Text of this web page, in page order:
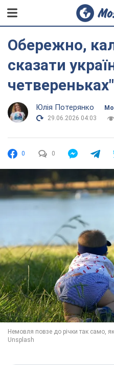
Обережно,
сказати
четвереньках"
Юлія Потерянко
29.06.2026 04:03
0 0